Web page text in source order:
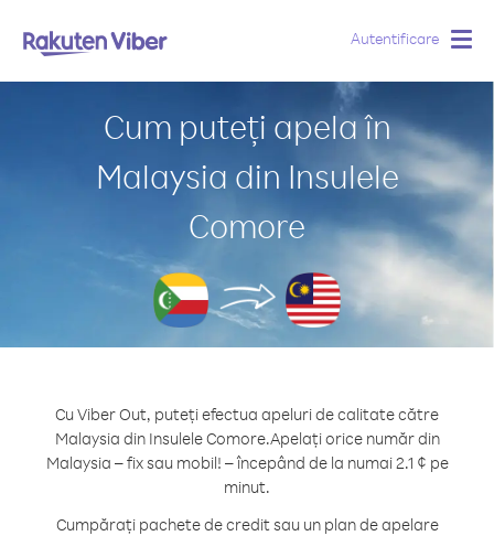
Autentificare
Cum puteți apela în
Malaysia din Insulele
Comore
Cu Viber Out, puteți efectua apeluri de calitate către
Malaysia din Insulele Comore.Apelați orice număr din
Malaysia – fix sau mobil! – începând de la numai 2.1 ¢ pe
minut.
Cumpărați pachete de credit sau un plan de apelare